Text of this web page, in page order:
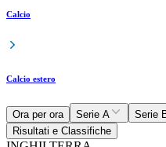
Calcio
Calcio estero
Ora per ora Serie A Serie
Risultati e Classifiche